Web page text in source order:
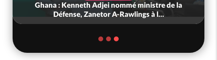
Ghana : Kenneth Adjei nommé ministre de la
Défense, Zanetor A-Rawlings à l...